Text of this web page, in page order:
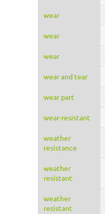
wear
wear
wear
wear and tear
wear part
wear-resistant
weather
resistance
weather
resistant
weather
resistant